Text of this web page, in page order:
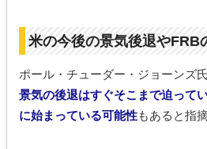
米の今後の景気後退やFRB
ポール・チューダー・ジョーンズ
景気の後退はすぐそこまで迫って
に始まっている可能性もあると指摘